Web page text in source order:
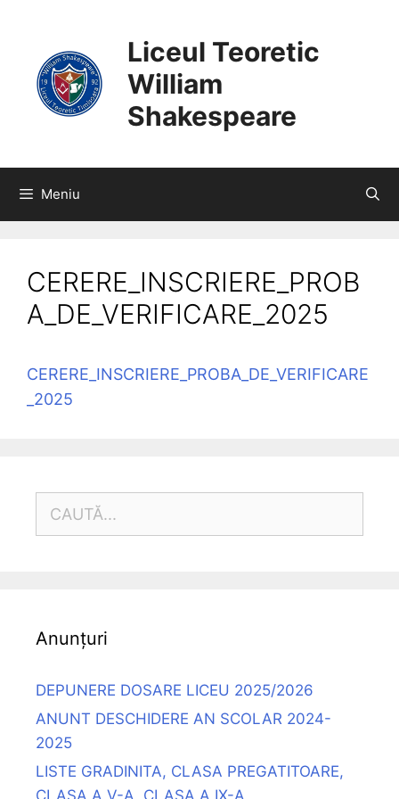
CONȚINUT
Liceul Teoretic
William
Shakespeare
Meniu
CERERE_INSCRIERE_PROB
A_DE_VERIFICARE_2025
CERERE_INSCRIERE_PROBA_DE_VERIFICARE
_2025
Anunțuri
DEPUNERE DOSARE LICEU 2025/2026
ANUNT DESCHIDERE AN SCOLAR 2024-
2025
LISTE GRADINITA, CLASA PREGATITOARE,
CLASA A V-A, CLASA A IX-A